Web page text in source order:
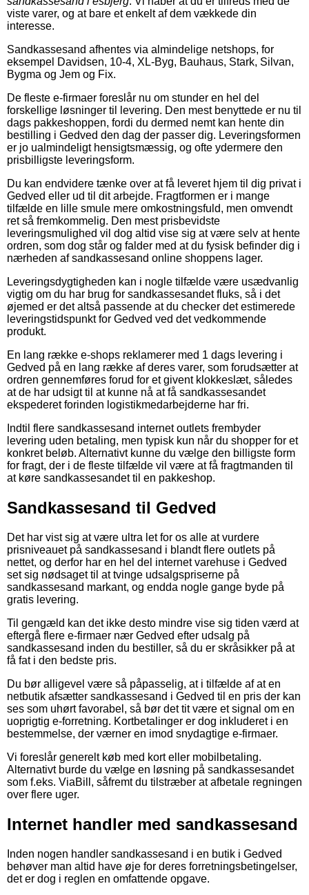
viste varer, og at bare et enkelt af dem vækkede din
interesse.
Sandkassesand afhentes via almindelige netshops, for
eksempel Davidsen, 10-4, XL-Byg, Bauhaus, Stark, Silvan,
Bygma og Jem og Fix.
De fleste e-firmaer foreslår nu om stunder en hel del
forskellige løsninger til levering. Den mest benyttede er nu til
dags pakkeshoppen, fordi du dermed nemt kan hente din
bestilling i Gedved den dag der passer dig. Leveringsformen
er jo ualmindeligt hensigtsmæssig, og ofte ydermere den
prisbilligste leveringsform.
Du kan endvidere tænke over at få leveret hjem til dig privat i
Gedved eller ud til dit arbejde. Fragtformen er i mange
tilfælde en lille smule mere omkostningsfuld, men omvendt
ret så fremkommelig. Den mest prisbevidste
leveringsmulighed vil dog altid vise sig at være selv at hente
ordren, som dog står og falder med at du fysisk befinder dig i
nærheden af sandkassesand online shoppens lager.
Leveringsdygtigheden kan i nogle tilfælde være usædvanlig
vigtig om du har brug for sandkassesandet fluks, så i det
øjemed er det altså passende at du checker det estimerede
leveringstidspunkt for Gedved ved det vedkommende
produkt.
En lang række e-shops reklamerer med 1 dags levering i
Gedved på en lang række af deres varer, som forudsætter at
ordren gennemføres forud for et givent klokkeslæt, således
at de har udsigt til at kunne nå at få sandkassesandet
ekspederet forinden logistikmedarbejderne har fri.
Indtil flere sandkassesand internet outlets frembyder
levering uden betaling, men typisk kun når du shopper for et
konkret beløb. Alternativt kunne du vælge den billigste form
for fragt, der i de fleste tilfælde vil være at få fragtmanden til
at køre sandkassesandet til en pakkeshop.
Sandkassesand til Gedved
Det har vist sig at være ultra let for os alle at vurdere
prisniveauet på sandkassesand i blandt flere outlets på
nettet, og derfor har en hel del internet varehuse i Gedved
set sig nødsaget til at tvinge udsalgspriserne på
sandkassesand markant, og endda nogle gange byde på
gratis levering.
Til gengæld kan det ikke desto mindre vise sig tiden værd at
eftergå flere e-firmaer nær Gedved efter udsalg på
sandkassesand inden du bestiller, så du er skråsikker på at
få fat i den bedste pris.
Du bør alligevel være så påpasselig, at i tilfælde af at en
netbutik afsætter sandkassesand i Gedved til en pris der kan
ses som uhørt favorabel, så bør det tit være et signal om en
uoprigtig e-forretning. Kortbetalinger er dog inkluderet i en
bestemmelse, der værner en imod snydagtige e-firmaer.
Vi foreslår generelt køb med kort eller mobilbetaling.
Alternativt burde du vælge en løsning på sandkassesandet
som f.eks. ViaBill, såfremt du tilstræber at afbetale regningen
over flere uger.
Internet handler med sandkassesand
Inden nogen handler sandkassesand i en butik i Gedved
behøver man altid have øje for deres forretningsbetingelser,
det er dog i reglen en omfattende opgave.